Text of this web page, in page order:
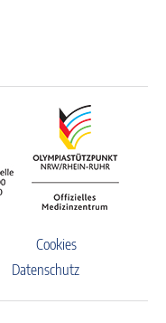
Cookies
Datenschutz